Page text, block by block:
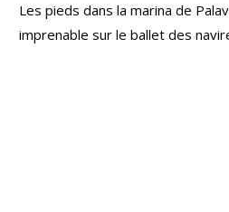
Les pieds dans la marina de
imprenable sur le ballet des